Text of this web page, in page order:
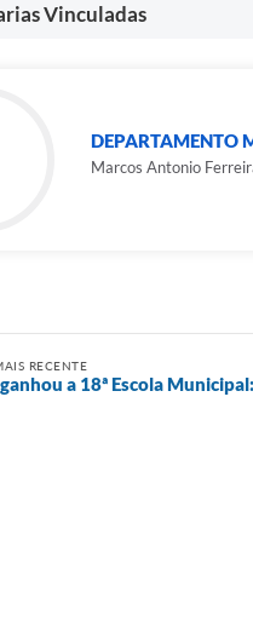
Vinculadas
DEPARTAMENTO
Marcos Antonio
RECENTE
a 18ª Escola